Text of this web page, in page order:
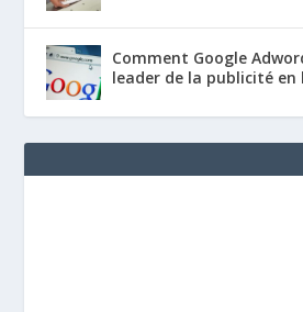
Comment Google
leader de la publicité en